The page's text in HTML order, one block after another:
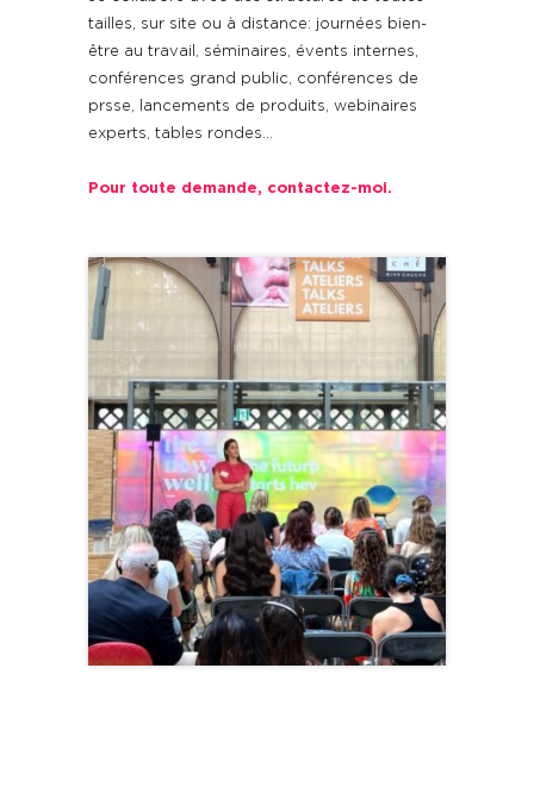
tailles, sur site ou à distance: journées bien-
être au travail, séminaires, évents internes,
conférences grand public, conférences de
prsse, lancements de produits, webinaires
experts, tables rondes…
Pour toute demande, contactez-moi.